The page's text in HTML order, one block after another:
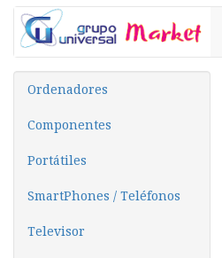
Ordenadores
Componentes
Portátiles
SmartPhones / Teléfonos
Televisor